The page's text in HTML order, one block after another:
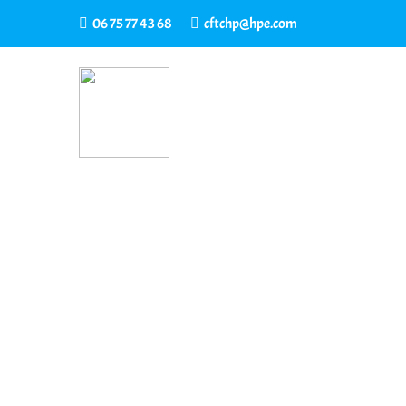
06 75 77 43 68 cftchp@hpe.com